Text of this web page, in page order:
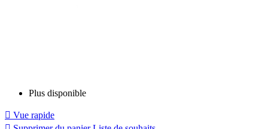
Plus disponible
 Vue rapide